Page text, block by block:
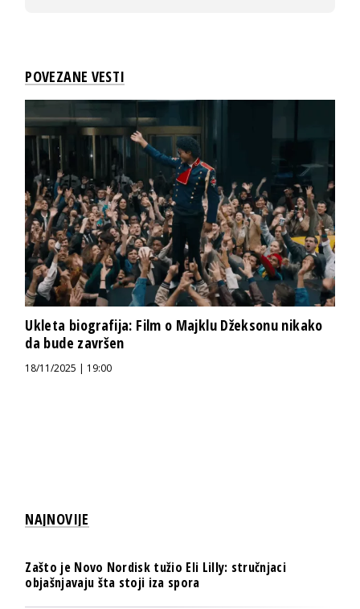
POVEZANE VESTI
Ukleta biografija: Film o Majklu Džeksonu nikako
da bude završen
18/11/2025 | 19:00
NAJNOVIJE
Zašto je Novo Nordisk tužio Eli Lilly: stručnjaci
objašnjavaju šta stoji iza spora